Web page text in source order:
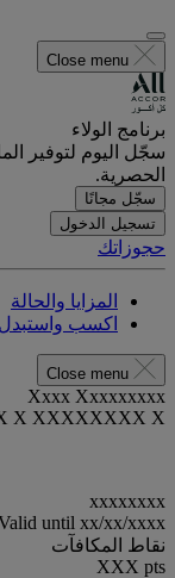
Close menu
برنامج الولاء
سجّل اليوم لتوفير
الحصرية.
سجّل مجانًا
تسجيل الدخول
حجوزاتك
المزايا والحالة
اكسب واستبدل
Close menu
Xxxx Xxxxxxxxx
X XXXXXXXX X
xxxxxxxx
until xx/xx/xxxx
نقاط المكافآت
XXX pts